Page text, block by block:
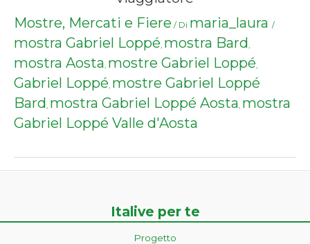
Mostre, Mercati e Fiere / Di maria_laura /
mostra Gabriel Loppé mostra Bard
mostra Aosta mostre Gabriel Loppé
Gabriel Loppé mostre Gabriel Loppé
Bard mostra Gabriel Loppé Aosta mostra
Gabriel Loppé Valle d'Aosta
Italive per te
Progetto